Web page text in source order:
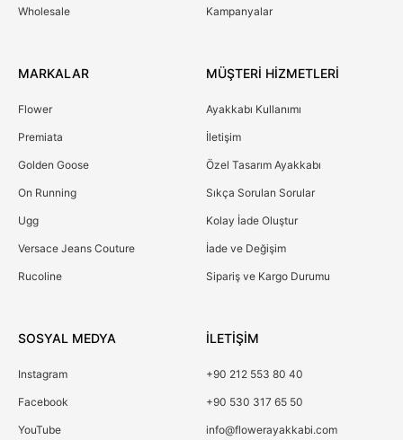
Wholesale Kampanyalar
MARKALAR
Flower
Premiata
Golden Goose
On Running
Ugg
Versace Jeans Couture
Rucoline
MÜŞTERİ HİZMETLERİ
Ayakkabı Kullanımı
İletişim
Özel Tasarım Ayakkabı
Sıkça Sorulan Sorular
Kolay İade Oluştur
İade ve Değişim
Sipariş ve Kargo Durumu
SOSYAL MEDYA
Instagram
Facebook
YouTube
İLETİŞİM
+90 212 553 80 40
+90 530 317 65 50
info@flowerayakkabi.com